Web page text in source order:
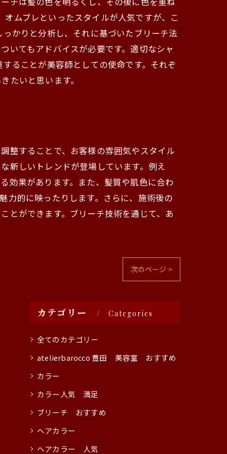
ムブレといったスタイルが人気ですが、こ
かりと分析し、それに基づいたブリーチ法
いてもアドバイスが必要です。適切なシャ
ることが美容師としての使命です。それぞ
たいと思います。
整することで、お客様の雰囲気やスタイル
新しいトレンドが登場しています。例え
効果があります。また、髪質や肌色に合わ
力的に映ったりします。さらに、施術後の
とができます。ブリーチ技術を通じて、あ
次のページ >
カテゴリー Categories
全てのカテゴリー
atelierbarocco 豊田 美容室 おすすめ
カラー
カラー人気 満足
ブリーチ おすすめ
ヘアカラー
ヘアカラー 人気